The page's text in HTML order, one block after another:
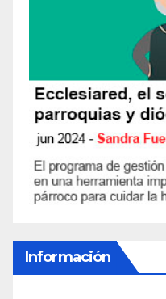
Información